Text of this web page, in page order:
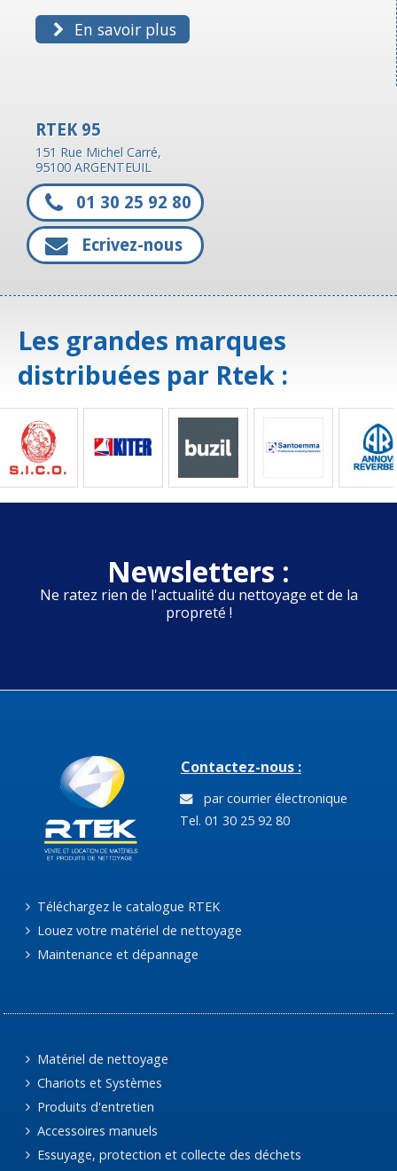
En savoir plus
RTEK 95
151 Rue Michel Carré,
95100 ARGENTEUIL
01 30 25 92 80
Ecrivez-nous
Les grandes marques
distribuées par Rtek :
Newsletters :
Ne ratez rien de l'actualité du nettoyage et de la
propreté !
Contactez-nous :
par courrier électronique
Tel. 01 30 25 92 80
Téléchargez le catalogue RTEK
Louez votre matériel de nettoyage
Maintenance et dépannage
Matériel de nettoyage
Chariots et Systèmes
Produits d'entretien
Accessoires manuels
Essuyage, protection et collecte des déchets